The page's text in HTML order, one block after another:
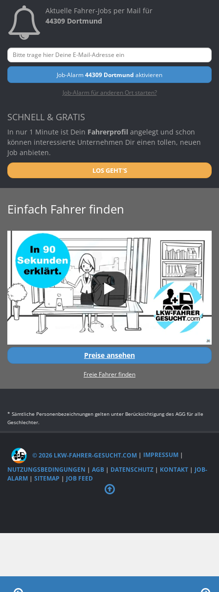
Aktuelle Fahrer-Jobs per Mail für
44309 Dortmund
Job-Alarm44309 Dortmund aktivieren
Job-Alarm für anderen Ort starten?
SCHNELL & GRATIS
In nur 1 Minute ist Dein Fahrerprofil angelegt und schon
können interessierte Unternehmen Dir einen tollen, neuen
Job anbieten.
LOS GEHT'S
Einfach Fahrer finden
Preise ansehen
Freie Fahrer finden
* Sämtliche Personenbezeichnungen gelten unter Berücksichtigung des AGG für alle
Geschlechter.
© 2026 LKW-FAHRER-GESUCHT.COM | IMPRESSUM |
NUTZUNGSBEDINGUNGEN | AGB | DATENSCHUTZ | KONTAKT | JOB-
ALARM | SITEMAP | JOB FEED